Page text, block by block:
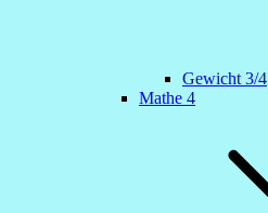
Gewicht 3/4
Mathe 4